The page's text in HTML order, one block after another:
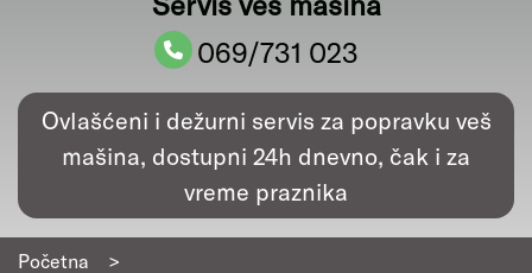
069/731 023
Ovlašćeni i dežurni servis za popravku veš
mašina, dostupni 24h dnevno, čak i za
vreme praznika
Početna
>